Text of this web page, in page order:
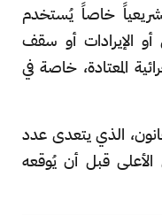
خاصاً يُستخدم
أو الإيرادات أو سقف
المعتادة، خاصة في
الذي يتعدى عدد
الأعلى قبل أن يُوقعه